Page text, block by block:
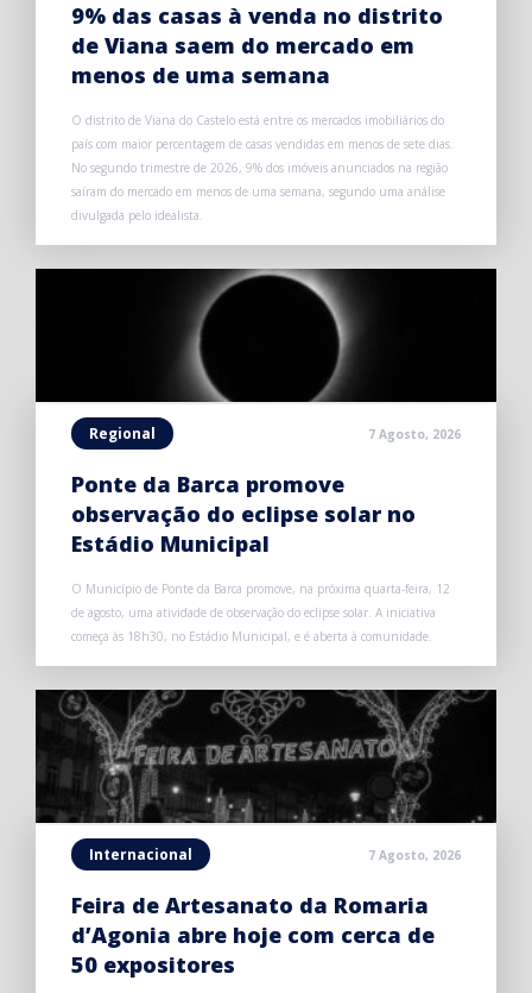
9% das casas à venda no distrito
de Viana saem do mercado em
menos de uma semana
O distrito de Viana do Castelo está entre os mercados imobiliários do
país com maior percentagem de casas vendidas em menos de sete dias.
No segundo trimestre de 2026, 9% dos imóveis anunciados na região
saíram do mercado em menos de uma semana, segundo uma análise
divulgada pelo idealista.
Regional 7 Agosto, 2026
Ponte da Barca promove
observação do eclipse solar no
Estádio Municipal
O Município de Ponte da Barca promove, na próxima quarta-feira, 12
de agosto, uma atividade de observação do eclipse solar. A iniciativa
começa às 18h30, no Estádio Municipal, e é aberta à comunidade.
Internacional 7 Agosto, 2026
Feira de Artesanato da Romaria
d’Agonia abre hoje com cerca de
50 expositores